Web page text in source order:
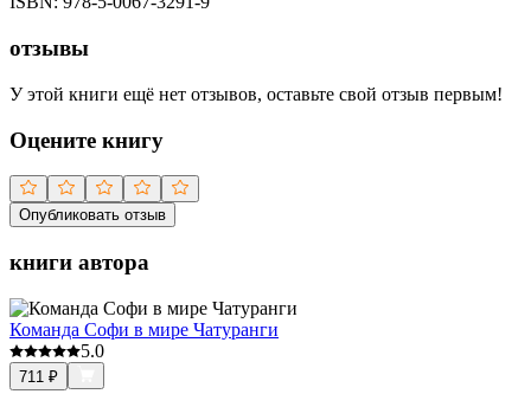
отзывы
У этой книги ещё нет отзывов, оставьте свой отзыв первым!
Оцените книгу
Опубликовать отзыв
книги автора
Команда Софи в мире Чатуранги
5.0
711 ₽